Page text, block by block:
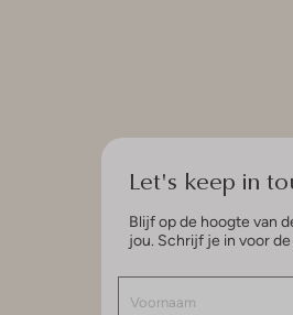
Let's keep in
Blijf op de hoogte van
jou. Schrijf je in voor